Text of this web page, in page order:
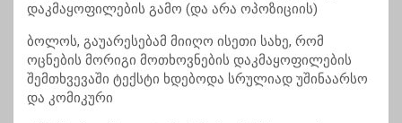
დაკმაყოფილების გამო (და არა ოპოზიციის)
ბოლოს, გაუარესებამ მიიღო ისეთი სახე, რომ
ოცნების მორიგი მოთხოვნების დაკმაყოფილების
შემთხვევაში ტექსტი ხდებოდა სრულიად უშინაარსო
და კომიკური